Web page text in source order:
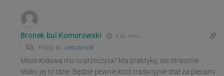
Bronek bul Komorowski 6 lat temu
Reply to cieszyniok
Może Kidawa mu to przeczyta? Ma praktykę, ale strasznie
słabo jej to idzie. Będzie pewnie ktoś tradycyjnie stał za plecami